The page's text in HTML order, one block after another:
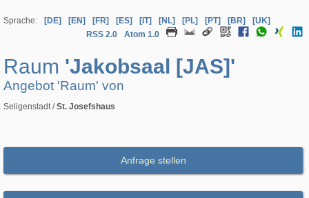
Sprache: [DE] [EN] [FR] [ES] [IT] [NL] [PL] [PT] [BR]
[UK]
RSS 2.0
Atom 1.0
Raum 'Jakobsaal [JAS]'
Angebot 'Raum' von
Seligenstadt /St. Josefshaus
Anfrage stellen